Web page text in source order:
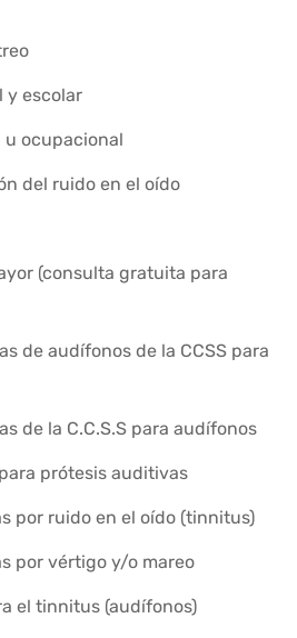
y escolar
ocupacional
del ruido en el oído
(consulta gratuita para
de audífonos de la CCSS para
de la C.C.S.S para audífonos
prótesis auditivas
por ruido en el oído (tinnitus)
por vértigo y/o mareo
el tinnitus (audífonos)